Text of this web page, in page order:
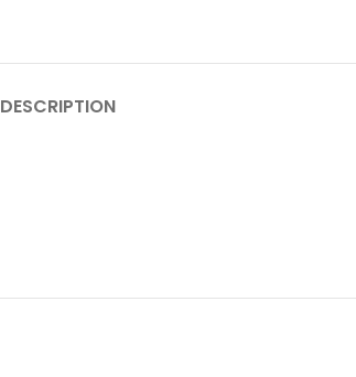
DESCRIPTION